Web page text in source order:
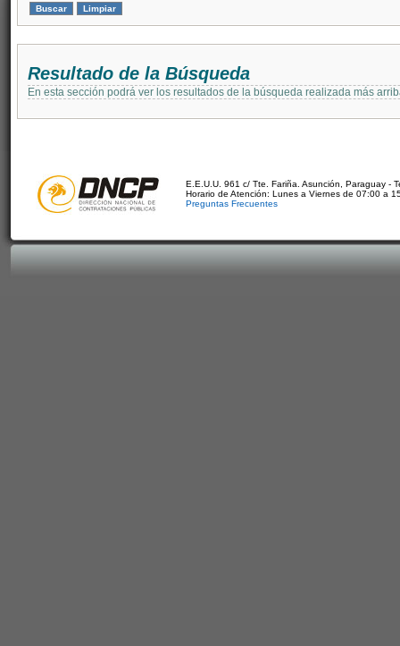
Resultado de la Búsqueda
En esta sección podrá ver los resultados de la búsqueda realizada más
E.E.U.U. 961 c/ Tte. Fariña. Asunción, Paraguay -
Horario de Atención: Lunes a Viernes de 07:00 a
Preguntas Frecuentes